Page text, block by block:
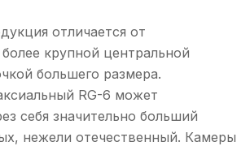
отличается от
крупной центральной
большего размера.
RG-6 может
себя значительно больший
нежели отечественный. Камеры